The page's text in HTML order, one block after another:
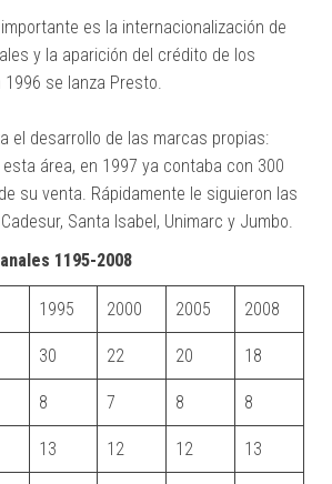
es la internacionalización de
y la aparición del crédito de los
se lanza Presto.
el desarrollo de las marcas propias:
área, en 1997 ya contaba con 300
su venta. Rápidamente le siguieron las
Santa Isabel, Unimarc y Jumbo.
1195-2008
1995 2000 2005 2008
30 22 20 18
8 7 8 8
13 12 12 13